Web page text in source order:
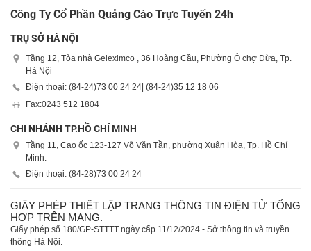
Công Ty Cổ Phần Quảng Cáo Trực Tuyến 24h
TRỤ SỞ HÀ NỘI
Tầng 12, Tòa nhà Geleximco , 36 Hoàng Cầu, Phường Ô chợ Dừa, Tp.
Hà Nội
Điện thoại: (84-24)73 00 24 24 | (84-24)35 12 18 06
Fax:0243 512 1804
CHI NHÁNH TP.HỒ CHÍ MINH
Tầng 11, Cao ốc 123-127 Võ Văn Tần, phường Xuân Hòa, Tp. Hồ Chí
Minh.
Điện thoại: (84-28)73 00 24 24
GIẤY PHÉP THIẾT LẬP TRANG THÔNG TIN ĐIỆN TỬ TỔNG
HỢP TRÊN MẠNG.
Giấy phép số 180/GP-STTTT ngày cấp 11/12/2024 - Sở thông tin và truyền
thông Hà Nội.